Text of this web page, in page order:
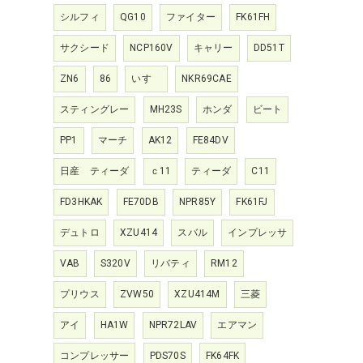
シルフィ QG10 ファイター FK61FH
サクシード NCP160V キャリー DD51T
ZN6 86 いすゞ NKR69CAE
スティングレー MH23S ホンダ ビート
PP1 マーチ AK12 FE84DV
日産 ティーダ ｃ11 ティーダ C11
FD3HKAK FE70DB NPR85Y FK61FJ
デュトロ XZU414 スバル インプレッサ
VAB S320V リバティ RM12
プリウス ZVW50 XZU414M 三菱
アイ HA1W NPR72LAV エアマン
コンプレッサー PDS70S FK64FK